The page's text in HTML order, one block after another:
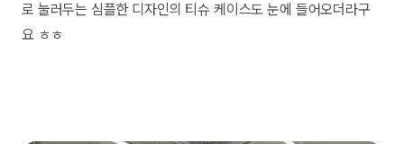
로 눌러두는 심플한 디자인의 티슈 케이스도 눈에 들어오더라구
요 ㅎㅎ